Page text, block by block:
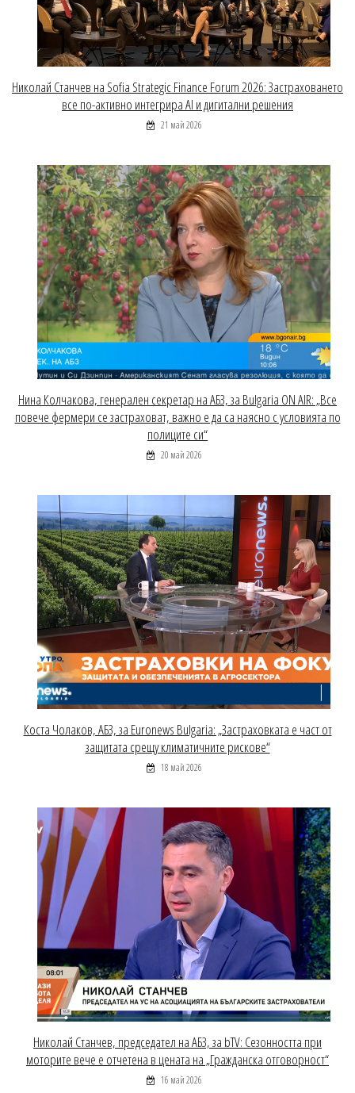
Николай Станчев на Sofia Strategic Finance Forum 2026: Застраховането
все по-активно интегрира AI и дигитални решения
21 май 2026
Нина Колчакова, генерален секретар на АБЗ, за Bulgaria ON AIR: „Все
повече фермери се застраховат, важно е да са наясно с условията по
полиците си“
20 май 2026
Коста Чолаков, АБЗ, за Euronews Bulgaria: „Застраховката е част от
защитата срещу климатичните рискове“
18 май 2026
Николай Станчев, председател на АБЗ, за bTV: Сезонността при
моторите вече е отчетена в цената на „Гражданска отговорност“
16 май 2026